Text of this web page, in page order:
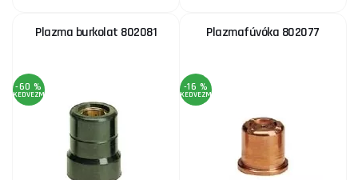
Plazma burkolat 802081
-60 %
KEDVEZMÉNY
Plazmafúvóka 802077
-16 %
KEDVEZMÉNY